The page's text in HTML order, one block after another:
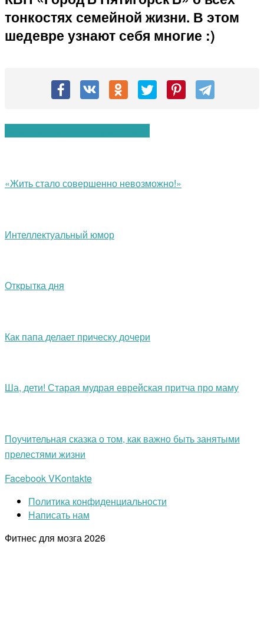
тонкостях семейной жизни. В этом
шедевре узнают себя многие :)
«Жить стало совершенно невозможно!»
Интеллектуальный юмор
Открытка дня
Как папа делает прическу дочери
Ша, дети! Старая мудрая еврейская притча про маму
Поучительная сказка о том, как важно быть занятыми
прелестями жизни
FacebookVKontakte
Политика конфиденциальности
Написать нам
Фитнес для мозга2026